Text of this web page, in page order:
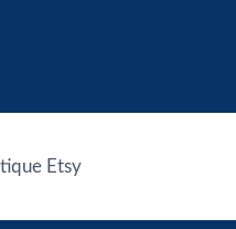
Etsy